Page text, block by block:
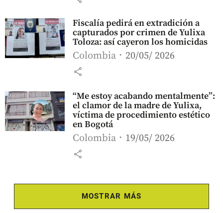
Fiscalía pedirá en extradición a
capturados por crimen de Yulixa
Toloza: así cayeron los homicidas
Colombia 20/05/ 2026
share
“Me estoy acabando mentalmente”:
el clamor de la madre de Yulixa,
víctima de procedimiento estético
en Bogotá
Colombia 19/05/ 2026
share
MOSTRAR MÁS